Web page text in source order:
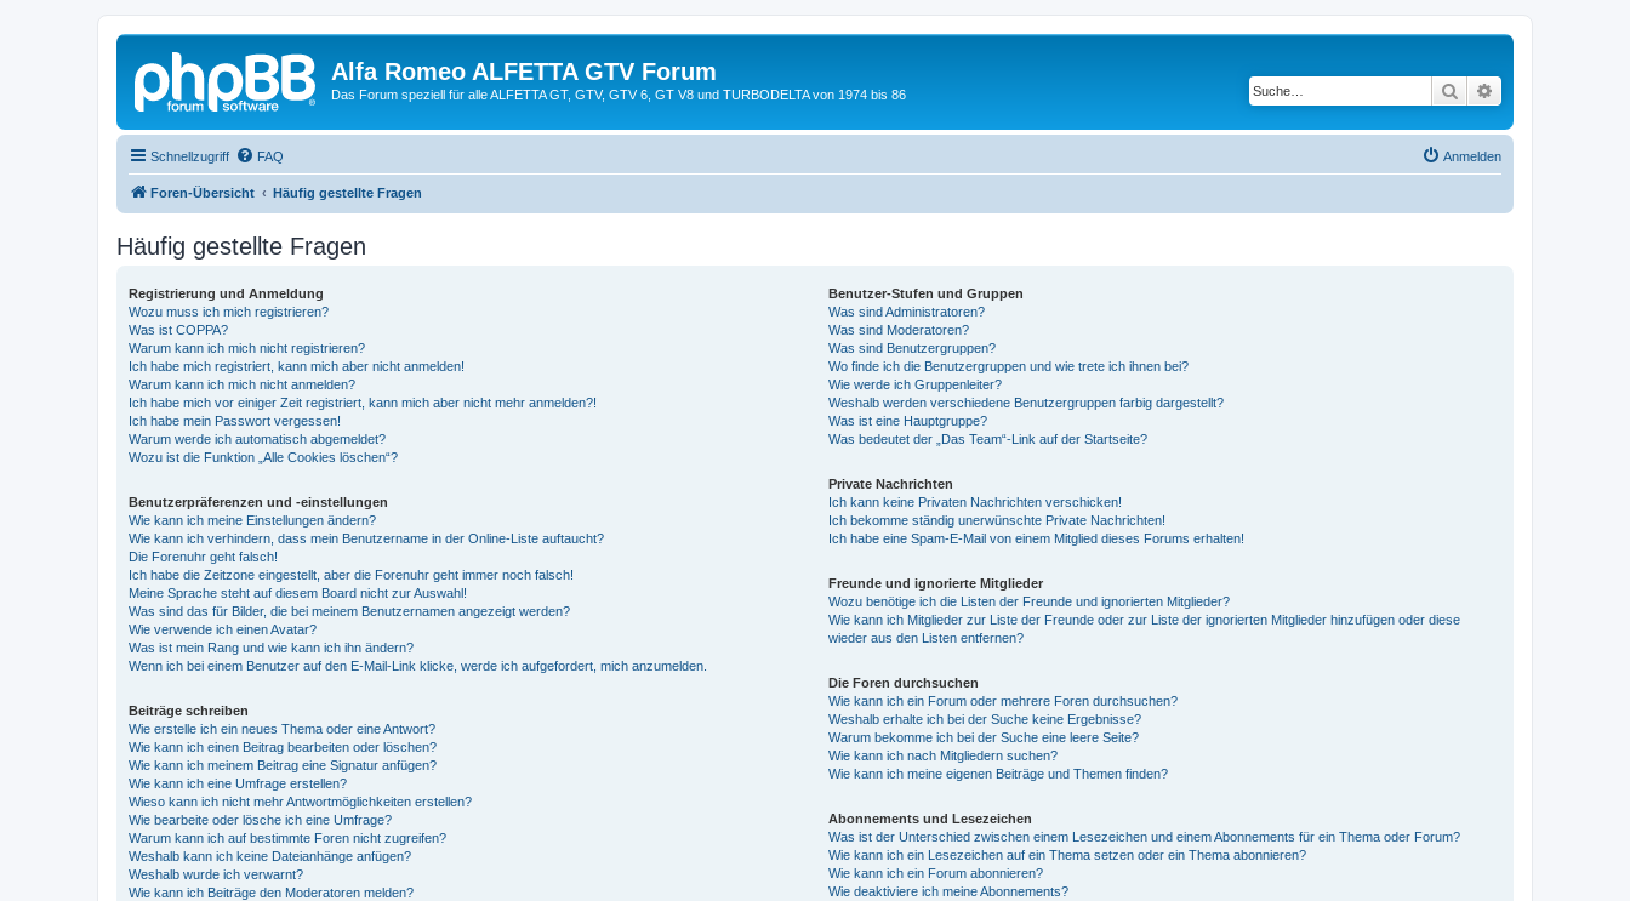
Alfa Romeo ALFETTA GTV Forum
Das Forum speziell für alle ALFETTA GT, GTV, GTV 6, GT V8 und TURBODELTA von 1974 bis 86 Suche
Schnellzugriff FAQ Anmelden
Foren-Übersicht Häufig gestellte Fragen
Häufig gestellte Fragen
Registrierung und Anmeldung
Wozu muss ich mich registrieren?
Was ist COPPA?
Warum kann ich mich nicht registrieren?
Ich habe mich registriert, kann mich aber nicht anmelden!
Warum kann ich mich nicht anmelden?
Ich habe mich vor einiger Zeit registriert, kann mich aber nicht mehr anmelden?!
Ich habe mein Passwort vergessen!
Warum werde ich automatisch abgemeldet?
Wozu ist die Funktion „Alle Cookies löschen“?
Benutzerpräferenzen und -einstellungen
Wie kann ich meine Einstellungen ändern?
Wie kann ich verhindern, dass mein Benutzername in der Online-Liste auftaucht?
Die Forenuhr geht falsch!
Ich habe die Zeitzone eingestellt, aber die Forenuhr geht immer noch falsch!
Meine Sprache steht auf diesem Board nicht zur Auswahl!
Was sind das für Bilder, die bei meinem Benutzernamen angezeigt werden?
Wie verwende ich einen Avatar?
Was ist mein Rang und wie kann ich ihn ändern?
Wenn ich bei einem Benutzer auf den E-Mail-Link klicke, werde ich aufgefordert, mich anzumelden.
Beiträge schreiben
Wie erstelle ich ein neues Thema oder eine Antwort?
Wie kann ich einen Beitrag bearbeiten oder löschen?
Wie kann ich meinem Beitrag eine Signatur anfügen?
Wie kann ich eine Umfrage erstellen?
Wieso kann ich nicht mehr Antwortmöglichkeiten erstellen?
Wie bearbeite oder lösche ich eine Umfrage?
Warum kann ich auf bestimmte Foren nicht zugreifen?
Weshalb kann ich keine Dateianhänge anfügen?
Weshalb wurde ich verwarnt?
Wie kann ich Beiträge den Moderatoren melden?
Benutzer-Stufen und Gruppen
Was sind Administratoren?
Was sind Moderatoren?
Was sind Benutzergruppen?
Wo finde ich die Benutzergruppen und wie trete ich ihnen bei?
Wie werde ich Gruppenleiter?
Weshalb werden verschiedene Benutzergruppen farbig dargestellt?
Was ist eine Hauptgruppe?
Was bedeutet der „Das Team“-Link auf der Startseite?
Private Nachrichten
Ich kann keine Privaten Nachrichten verschicken!
Ich bekomme ständig unerwünschte Private Nachrichten!
Ich habe eine Spam-E-Mail von einem Mitglied dieses Forums erhalten!
Freunde und ignorierte Mitglieder
Wozu benötige ich die Listen der Freunde und ignorierten Mitglieder?
Wie kann ich Mitglieder zur Liste der Freunde oder zur Liste der ignorierten Mitglieder hinzufügen oder diese
wieder aus den Listen entfernen?
Die Foren durchsuchen
Wie kann ich ein Forum oder mehrere Foren durchsuchen?
Weshalb erhalte ich bei der Suche keine Ergebnisse?
Warum bekomme ich bei der Suche eine leere Seite?
Wie kann ich nach Mitgliedern suchen?
Wie kann ich meine eigenen Beiträge und Themen finden?
Abonnements und Lesezeichen
Was ist der Unterschied zwischen einem Lesezeichen und einem Abonnements für ein Thema oder Forum?
Wie kann ich ein Lesezeichen auf ein Thema setzen oder ein Thema abonnieren?
Wie kann ich ein Forum abonnieren?
Wie deaktiviere ich meine Abonnements?